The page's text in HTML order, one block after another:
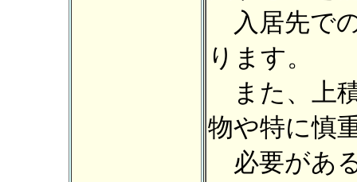
入居先で
ります。
また、上
物や特に慎
必要があ